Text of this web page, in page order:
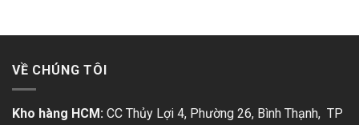
VỀ CHÚNG TÔI
Kho hàng HCM: CC Thủy Lợi 4, Phường 26, Bình Thạnh, TP